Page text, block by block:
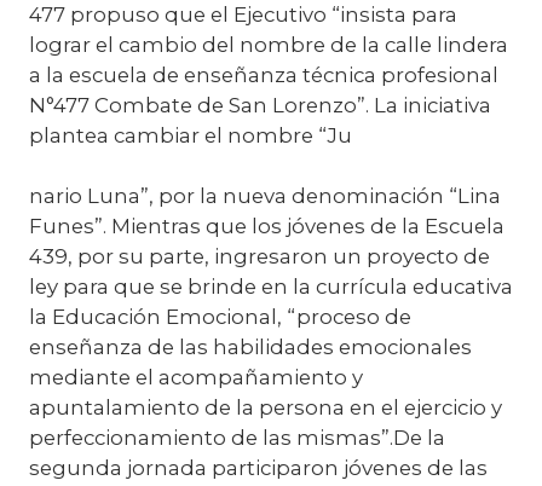
477 propuso que el Ejecutivo “insista para
lograr el cambio del nombre de la calle lindera
a la escuela de enseñanza técnica profesional
N°477 Combate de San Lorenzo”. La iniciativa
plantea cambiar el nombre “Ju
nario Luna”, por la nueva denominación “Lina
Funes”. Mientras que los jóvenes de la Escuela
439, por su parte, ingresaron un proyecto de
ley para que se brinde en la currícula educativa
la Educación Emocional, “proceso de
enseñanza de las habilidades emocionales
mediante el acompañamiento y
apuntalamiento de la persona en el ejercicio y
perfeccionamiento de las mismas”.De la
segunda jornada participaron jóvenes de las